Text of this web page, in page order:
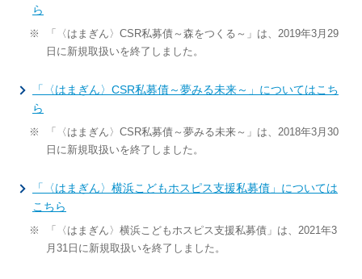
ら
※
「〈はまぎん〉CSR私募債～森をつくる～」は、2019年3月29
日に新規取扱いを終了しました。
「〈はまぎん〉CSR私募債～夢みる未来～」についてはこち
ら
※
「〈はまぎん〉CSR私募債～夢みる未来～」は、2018年3月30
日に新規取扱いを終了しました。
「〈はまぎん〉横浜こどもホスピス支援私募債」については
こちら
※
「〈はまぎん〉横浜こどもホスピス支援私募債」は、2021年3
月31日に新規取扱いを終了しました。